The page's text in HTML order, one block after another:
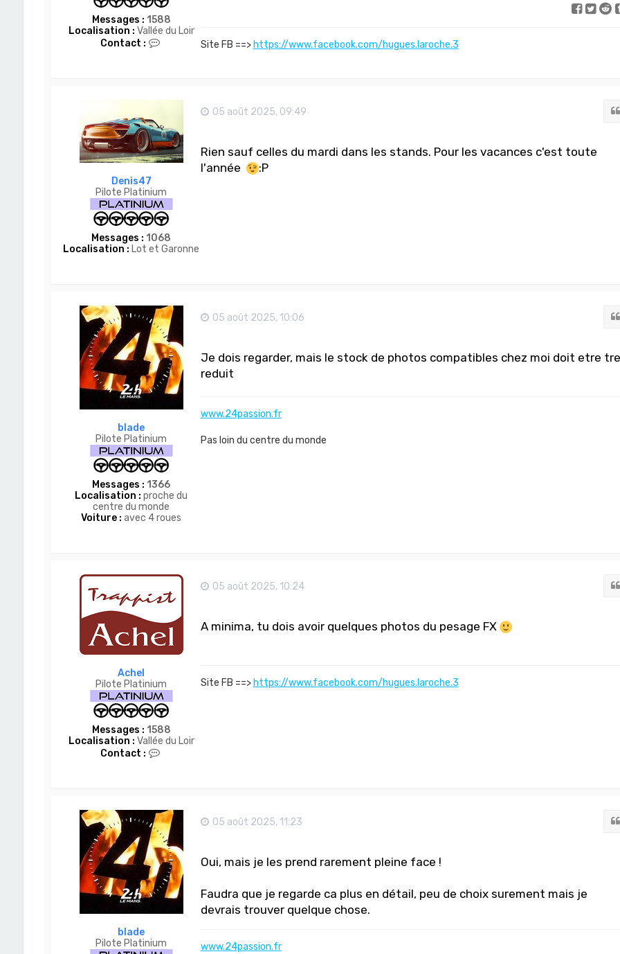
Messages : 1588
Localisation : Vallée du Loir
Contact :
r
A
c
h
Site FB ==> https://www.facebook.com/hugues.laroche.3
Denis47
Pilote Platinium
Messages : 1068
Localisation : Lot et Garonne
05 août 2025, 09:49
Rien sauf celles du mardi dans les stands. Pour les vacances c'est toute
l'année
:P
blade
Pilote Platinium
Messages : 1366
Localisation : proche du
centre du monde
Voiture : avec 4 roues
05 août 2025, 10:06
Je dois regarder, mais le stock de photos compatibles chez moi doit etre
reduit
www.24passion.fr
Pas loin du centre du monde
Achel
Pilote Platinium
Messages : 1588
Localisation : Vallée du Loir
Contact :
t
e
r
A
c
h
e
l
05 août 2025, 10:24
A minima, tu dois avoir quelques photos du pesage FX
Site FB ==> https://www.facebook.com/hugues.laroche.3
blade
Pilote Platinium
05 août 2025, 11:23
Oui, mais je les prend rarement pleine face !
Faudra que je regarde ca plus en détail, peu de choix surement mais je
devrais trouver quelque chose.
www.24passion.fr